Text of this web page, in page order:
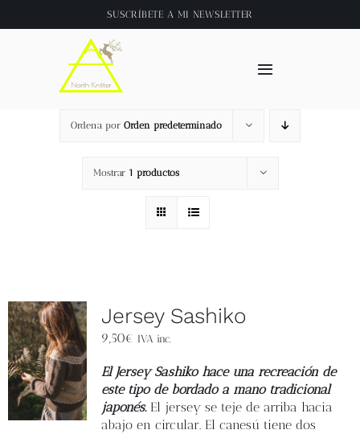
al
SUSCRÍBETE A MI NEWSLETTER
Toggle
Inicio
About
Tienda
Videos
Blog
Contacto
Ordena por Orden predeterminado
Mostrar 1 productos
Jersey Sashiko
9,50€ IVA inc.
El Jersey Sashiko hace una recreación de
este tipo de bordado a mano tradicional
japonés.El jersey se teje de arriba hacia
abajo en circular. El canesú tiene dos